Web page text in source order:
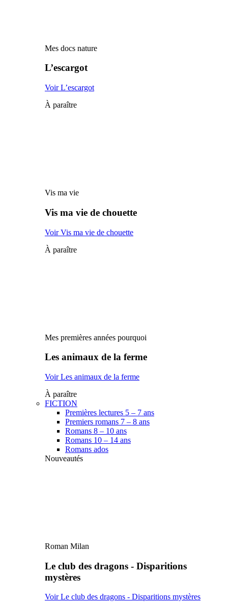
Mes docs nature
L’escargot
Voir L’escargot
À paraître
Vis ma vie
Vis ma vie de chouette
Voir Vis ma vie de chouette
À paraître
Mes premières années pourquoi
Les animaux de la ferme
Voir Les animaux de la ferme
À paraître
FICTION
Premières lectures 5 – 7 ans
Premiers romans 7 – 8 ans
Romans 8 – 10 ans
Romans 10 – 14 ans
Romans ados
Nouveautés
Roman Milan
Le club des dragons - Disparitions
mystères
Voir Le club des dragons - Disparitions mystères